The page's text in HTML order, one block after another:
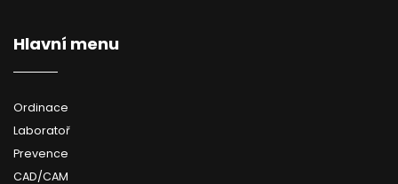
Hlavní menu
Ordinace
Laboratoř
Prevence
CAD/CAM